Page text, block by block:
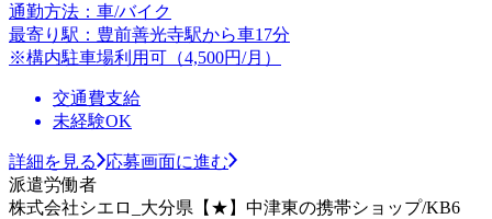
通勤方法：車/バイク
最寄り駅：豊前善光寺駅から車17分
※構内駐車場利用可（4,500円/月）
交通費支給
未経験OK
詳細を見る
応募画面に進む
派遣労働者
株式会社シエロ_大分県【★】中津東の携帯ショップ/KB6